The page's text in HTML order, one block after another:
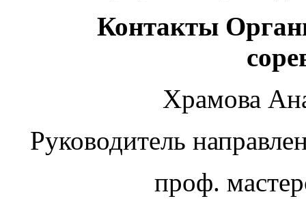
Контакты
Храмова
Руководитель
проф.